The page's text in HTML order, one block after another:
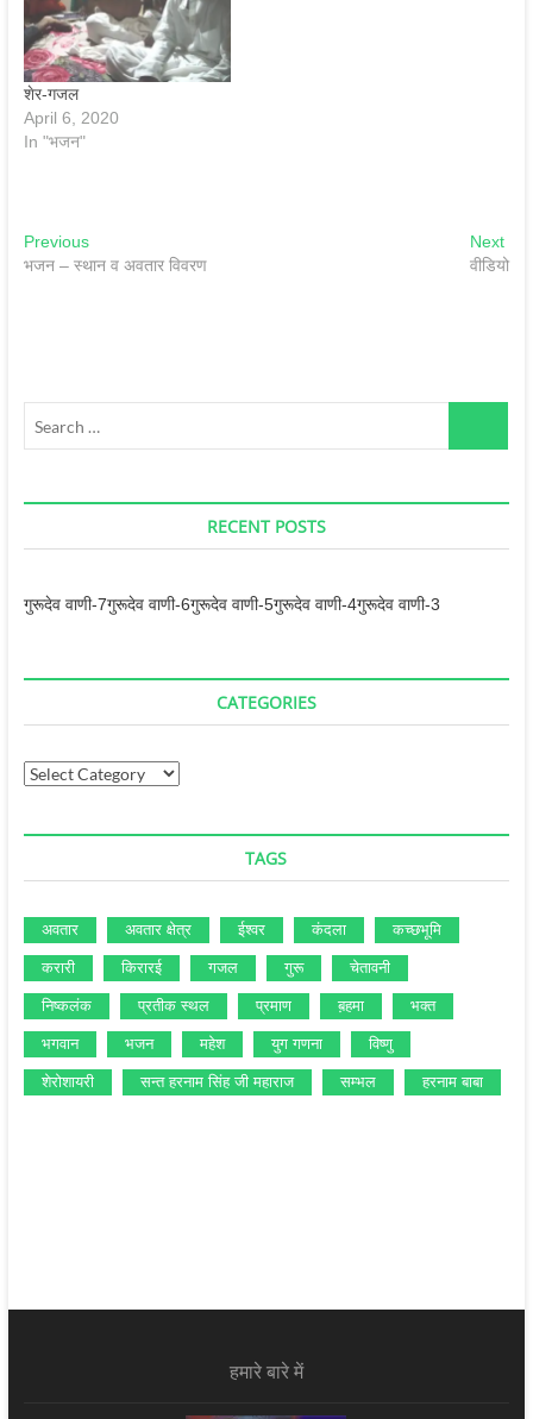
शेर-गजल
April 6, 2020
In "भजन"
Post
navigation
PreviousPrevious
post:
भजन – स्‍थान व अवतार विवरण
Next
वीडियो
RECENT POSTS
गुरूदेव वाणी-7गुरूदेव वाणी-6गुरूदेव वाणी-5गुरूदेव वाणी-4गुरूदेव वाणी-3
CATEGORIES
Categories
TAGS
अवतार अवतार क्षेत्र ईश्‍वर कंदला कच्‍छभूमि
करारी किरारई गजल गुरू चेतावनी
निष्‍कलंक प्रतीक स्‍थल प्रमाण ब़हमा भक्‍त
भगवान भजन महेश युग गणना विष्‍णु
शेरोशायरी सन्‍त हरनाम सिंह जी महाराज सम्‍भल हरनाम बाबा
हमारे बारे में